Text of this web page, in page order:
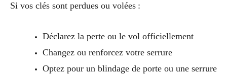
Si vos clés sont perdues ou volées :
Déclarez la perte ou le vol officiellement
Changez ou renforcez votre serrure
Optez pour un blindage de porte ou une serrure